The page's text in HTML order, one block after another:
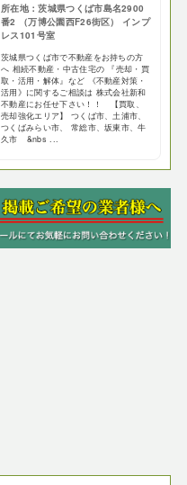
所在地：茨城県つくば市島名2900
番2 （万博公園西F26街区） インプ
レス101号室
茨城県つくば市で不動産をお持ちの方
へ 相続不動産・中古住宅の 『売却・買
取・活用・解体』など 《不動産対策・
活用》に関するご相談は 株式会社新和
不動産にお任せ下さい！！ 【買取、
売却強化エリア】 つくば市、土浦市、
つくばみらい市、 常総市、坂東市、牛
久市 &nbs ...